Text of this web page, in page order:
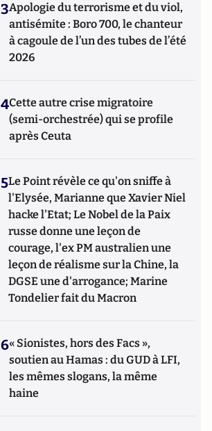
3Apologie du terrorisme et du viol,
antisémite : Boro 700, le chanteur
à cagoule de l’un des tubes de l’été
2026
4Cette autre crise migratoire
(semi-orchestrée) qui se profile
après Ceuta
5Le Point révèle ce qu'on sniffe à
l'Elysée, Marianne que Xavier Niel
hacke l'Etat; Le Nobel de la Paix
russe donne une leçon de
courage, l'ex PM australien une
leçon de réalisme sur la Chine, la
DGSE une d'arrogance; Marine
Tondelier fait du Macron
6« Sionistes, hors des Facs »,
soutien au Hamas : du GUD à LFI,
les mêmes slogans, la même
haine